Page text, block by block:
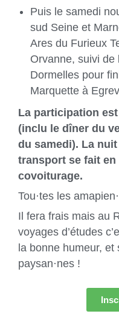
Puis le samedi
sud Seine et
Ares du Furieux
Orvanne, suivi
Dormelles pour
Marquette à
La participation est
(inclu le dîner du
du samedi). La
transport se fait
covoiturage.
Tou·tes les
Il fera frais mais au
voyages d’études
la bonne humeur,
paysan·nes !